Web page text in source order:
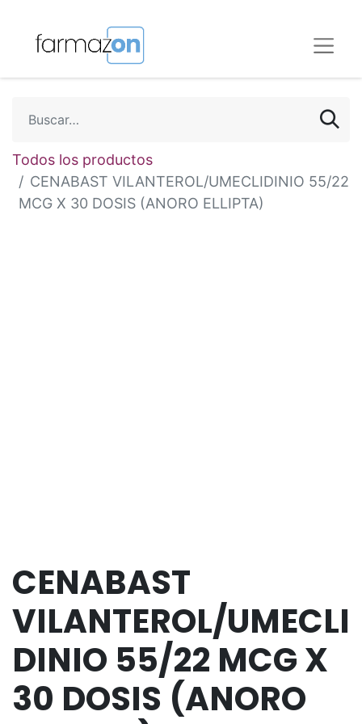
Todos los productos
CENABAST VILANTEROL/UMECLIDINIO 55/22
MCG X 30 DOSIS (ANORO ELLIPTA)
CENABAST
VILANTEROL/UMECLI
DINIO 55/22 MCG X
30 DOSIS (ANORO